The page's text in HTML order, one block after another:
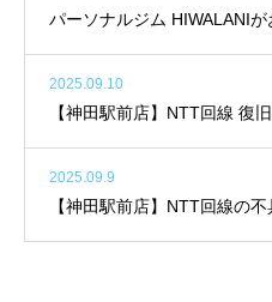
パーソナルジム HIWALANI
2025.09.10
【神田駅前店】NTT回線 復
2025.09.9
【神田駅前店】NTT回線の